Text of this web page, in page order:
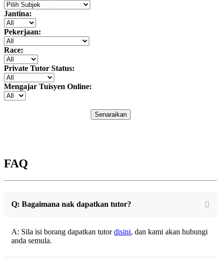
Jantina:
Pekerjaan:
Race:
Private Tutor Status:
Mengajar Tuisyen Online:
Senaraikan
FAQ
Q: Bagaimana nak dapatkan tutor?
A: Sila isi borang dapatkan tutordisini, dan kami akan hubungi
anda semula.